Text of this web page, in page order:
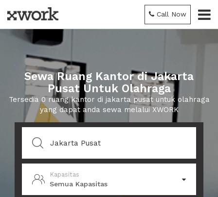
Call Now
Sewa Ruang Kantor di Jakarta
Pusat Untuk Olahraga
Tersedia 0 ruang kantor di jakarta pusat untuk olahraga
yang dapat anda sewa melalui XWORK
Kapasitas
Semua Kapasitas